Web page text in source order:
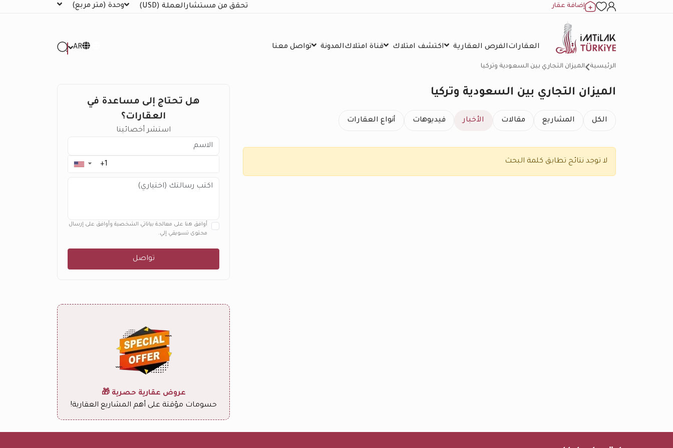
إضافة عقار تحقق من مستشارالعملة (USD) وحدة (متر مربع)
العقاراتالفرص العقارية اكتشف امتلاك قناة امتلاكالمدونة تواصل معنا AR
الرئيسية الميزان التجاري بين السعودية وتركيا
الميزان التجاري بين السعودية وتركيا
الكل المشاريع مقالات الأخبار فيديوهات أنواع العقارات
لا توجد نتائج تطابق كلمة البحث
هل تحتاج إلى مساعدة في
العقارات؟
استشر أخصائينا
▼
أوافق هنا على معالجة بياناتي الشخصية وأوافق على إرسال
محتوى تسويقي إلي.
تواصل
عروض عقارية حصرية 🎁
حسومات مؤقتة على أهم المشاريع العقارية!